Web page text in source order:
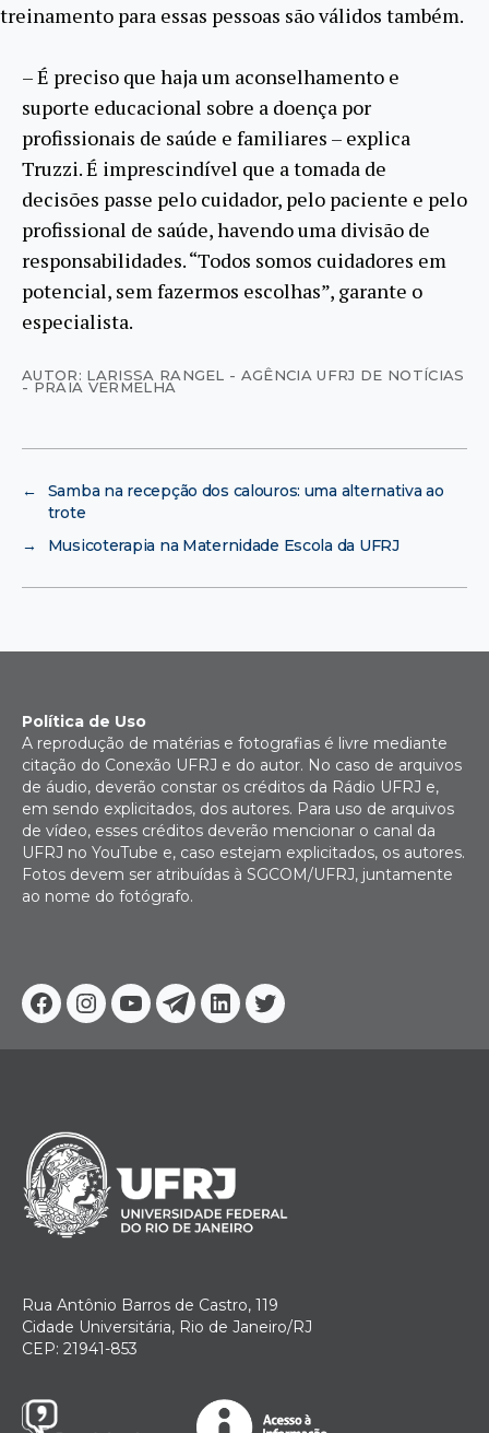
treinamento para essas pessoas são válidos também.
– É preciso que haja um aconselhamento e
suporte educacional sobre a doença por
profissionais de saúde e familiares – explica
Truzzi. É imprescindível que a tomada de
decisões passe pelo cuidador, pelo paciente e pelo
profissional de saúde, havendo uma divisão de
responsabilidades. “Todos somos cuidadores em
potencial, sem fazermos escolhas”, garante o
especialista.
AUTOR: LARISSA RANGEL - AGÊNCIA UFRJ DE NOTÍCIAS
- PRAIA VERMELHA
←
Samba na recepção dos calouros: uma alternativa ao
trote
→
Musicoterapia na Maternidade Escola da UFRJ
Facebook
Instagram
YoutubeTelegram
Linkedin
Twitter
Política de Uso
A reprodução de matérias e fotografias é livre mediante
citação do Conexão UFRJ e do autor. No caso de arquivos
de áudio, deverão constar os créditos da Rádio UFRJ e,
em sendo explicitados, dos autores. Para uso de arquivos
de vídeo, esses créditos deverão mencionar o canal da
UFRJ no YouTube e, caso estejam explicitados, os autores.
Fotos devem ser atribuídas à SGCOM/UFRJ, juntamente
ao nome do fotógrafo.
Rua Antônio Barros de Castro, 119
Cidade Universitária, Rio de Janeiro/RJ
CEP: 21941-853